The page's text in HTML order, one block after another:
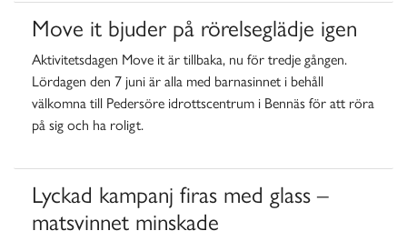
Move it bjuder på rörelseglädje igen
Aktivitetsdagen Move it är tillbaka, nu för tredje gången.
Lördagen den 7 juni är alla med barnasinnet i behåll
välkomna till Pedersöre idrottscentrum i Bennäs för att röra
på sig och ha roligt.
Lyckad kampanj firas med glass –
matsvinnet minskade